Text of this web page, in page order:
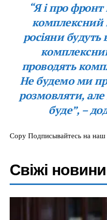
“Я і про
комплексний
росіяни
проводять
Не будемо ми
розмовляти,
буде”, –
Copy Подписывайтесь на наш
Свіжі новини